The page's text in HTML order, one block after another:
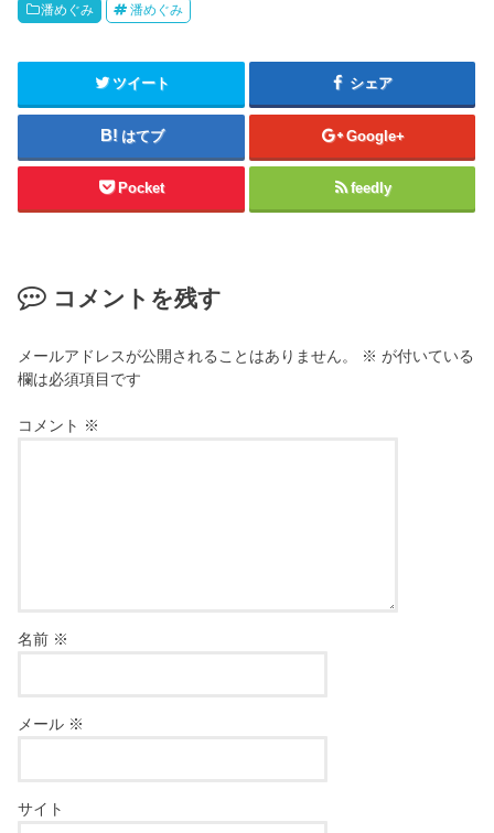
潘めぐみ 潘めぐみ
ツイート シェア
はてブ Google+
Pocket feedly
コメントを残す
メールアドレスが公開されることはありません。 ※ が付いている
欄は必須項目です
コメント ※
名前 ※
メール ※
サイト